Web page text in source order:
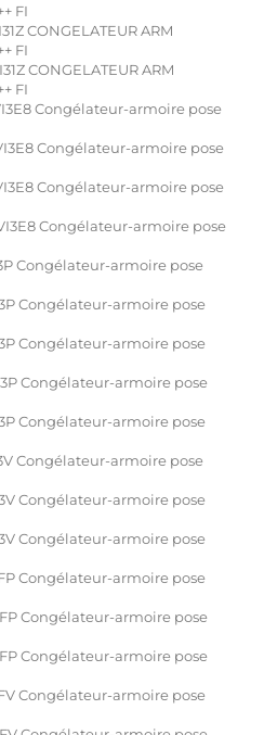
FI
CONGELATEUR ARM
FI
CONGELATEUR ARM
FI
Congélateur-armoire pose
Congélateur-armoire pose
Congélateur-armoire pose
Congélateur-armoire pose
Congélateur-armoire pose
Congélateur-armoire pose
Congélateur-armoire pose
Congélateur-armoire pose
Congélateur-armoire pose
Congélateur-armoire pose
Congélateur-armoire pose
Congélateur-armoire pose
Congélateur-armoire pose
Congélateur-armoire pose
Congélateur-armoire pose
Congélateur-armoire pose